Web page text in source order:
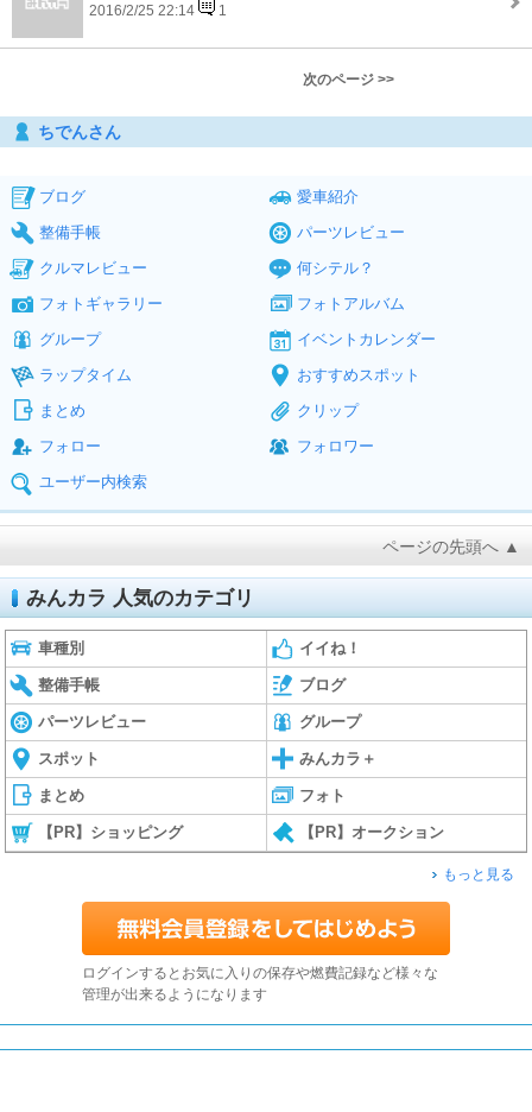
2016/2/25 22:14 1
次のページ >>
ちでんさん
ブログ
愛車紹介
整備手帳
パーツレビュー
クルマレビュー
何シテル？
フォトギャラリー
フォトアルバム
グループ
イベントカレンダー
ラップタイム
おすすめスポット
まとめ
クリップ
フォロー
フォロワー
ユーザー内検索
ページの先頭へ ▲
みんカラ 人気のカテゴリ
車種別 イイね！
整備手帳 ブログ
パーツレビュー グループ
スポット みんカラ＋
まとめ フォト
【PR】ショッピング 【PR】オークション
もっと見る
ログインするとお気に入りの保存や燃費記録など様々な
管理が出来るようになります